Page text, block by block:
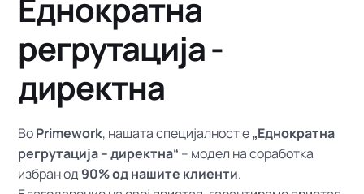
Еднократна
регрутација -
директна
ВоPrimework, нашата специјалност е„Еднократна
регрутација – директна“ – модел на соработка
избран од 90% од нашите клиенти.